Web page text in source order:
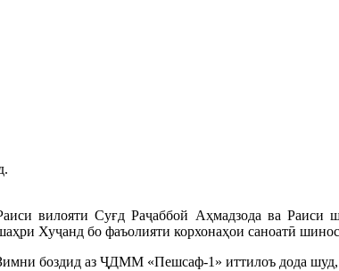
вилояти Суғд Раҷаббой Аҳмадзода ва
Хуҷанд бо фаъолияти корхонаҳои саноатӣ
боздид аз ҶДММ «Пешсаф-1» иттилоъ дода шуд,